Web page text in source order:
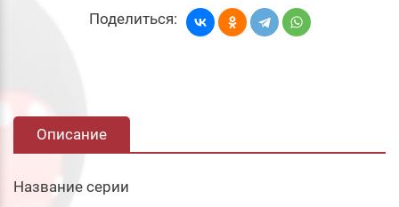
Поделиться:
Описание
Название серии